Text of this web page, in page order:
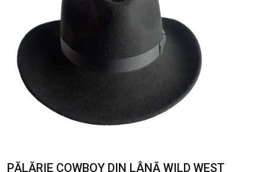
PĂLĂRIE COWBOY DIN LÂNĂ WILD WEST